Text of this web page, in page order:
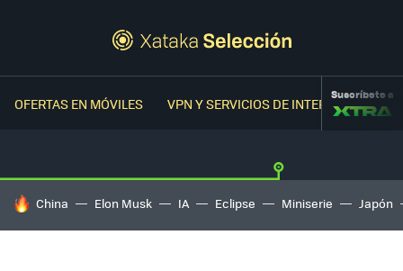
OFERTAS EN MÓVILES VPN Y SERVICIOS DE INTERNETSuscríbete a
HOY SE HABLA DE
China Elon Musk IA Eclipse Miniserie Japón